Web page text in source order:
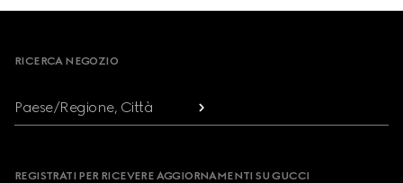
RICERCA NEGOZIO
Paese/Regione, Città
REGISTRATI PER RICEVERE AGGIORNAMENTI SU GUCCI